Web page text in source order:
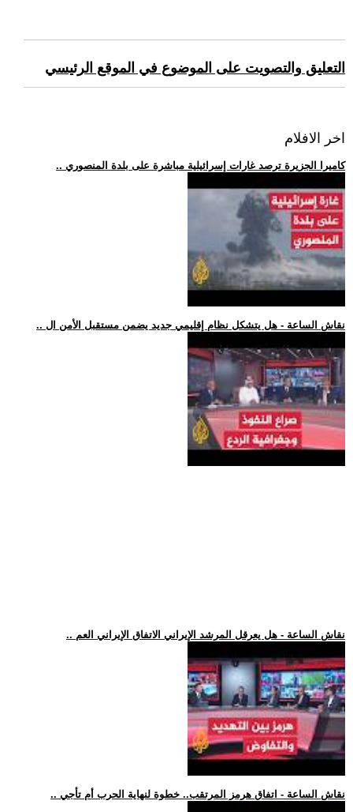
التعليق والتصويت على الموضوع في الموقع الرئيسي
اخر الافلام
.. كاميرا الجزيرة ترصد غارات إسرائيلية مباشرة على بلدة المنصوري
.. نقاش الساعة - هل يتشكل نظام إقليمي جديد يضمن مستقبل الأمن ال
.. نقاش الساعة - هل يعرقل المرشد الإيراني الاتفاق الإيراني العم
.. نقاش الساعة - اتفاق هرمز المرتقب.. خطوة لنهاية الحرب أم تأجي